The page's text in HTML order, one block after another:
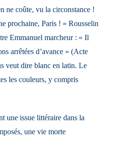
ne coûte, vu la circonstance !
prochaine, Paris ! » Rousselin
Emmanuel marcheur : « Il
arrêtées d’avance » (Acte
veut dire blanc en latin. Le
les couleurs, y compris
une issue littéraire dans la
une vie morte